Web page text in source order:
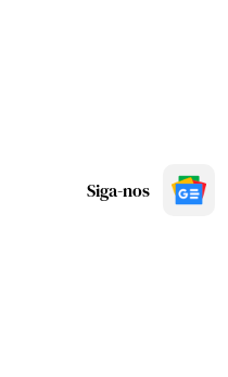
Siga-nos